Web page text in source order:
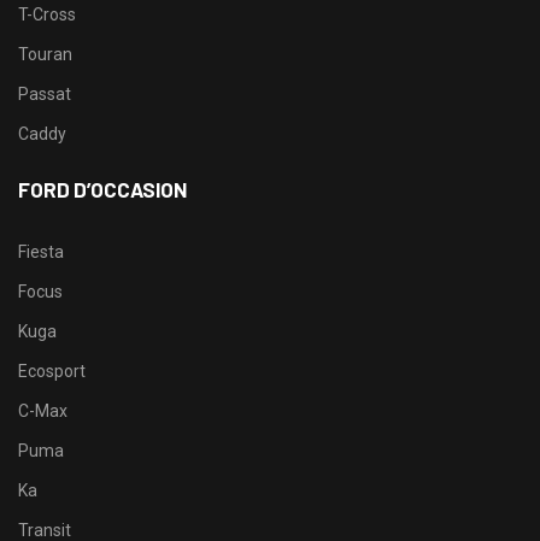
T-Cross
Touran
Passat
Caddy
FORD D’OCCASION
Fiesta
Focus
Kuga
Ecosport
C-Max
Puma
Ka
Transit